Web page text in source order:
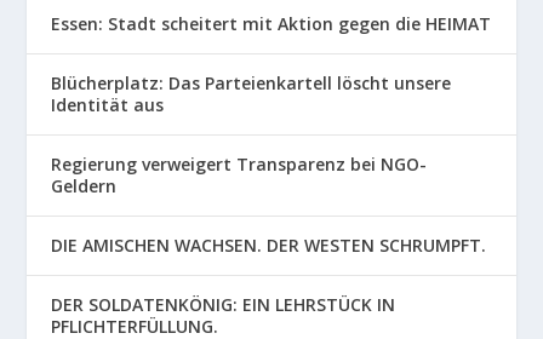
Essen: Stadt scheitert mit Aktion gegen die HEIMAT
Blücherplatz: Das Parteienkartell löscht unsere
Identität aus
Regierung verweigert Transparenz bei NGO-
Geldern
DIE AMISCHEN WACHSEN. DER WESTEN SCHRUMPFT.
DER SOLDATENKÖNIG: EIN LEHRSTÜCK IN
PFLICHTERFÜLLUNG.